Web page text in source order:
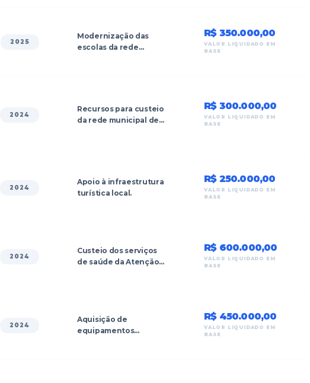
2025
Modernização das
escolas da rede
R$ 350.000,00
VALOR LIQUIDADO EM
BASE
2024
Recursos para custeio
da rede municipal de
R$ 300.000,00
VALOR LIQUIDADO EM
BASE
2024
Apoio à infraestrutura
turística local.
R$ 250.000,00
VALOR LIQUIDADO EM
BASE
2024
Custeio dos serviços
de saúde da Atenção
R$ 600.000,00
VALOR LIQUIDADO EM
BASE
2024
Aquisição de
equipamentos
R$ 450.000,00
VALOR LIQUIDADO EM
BASE